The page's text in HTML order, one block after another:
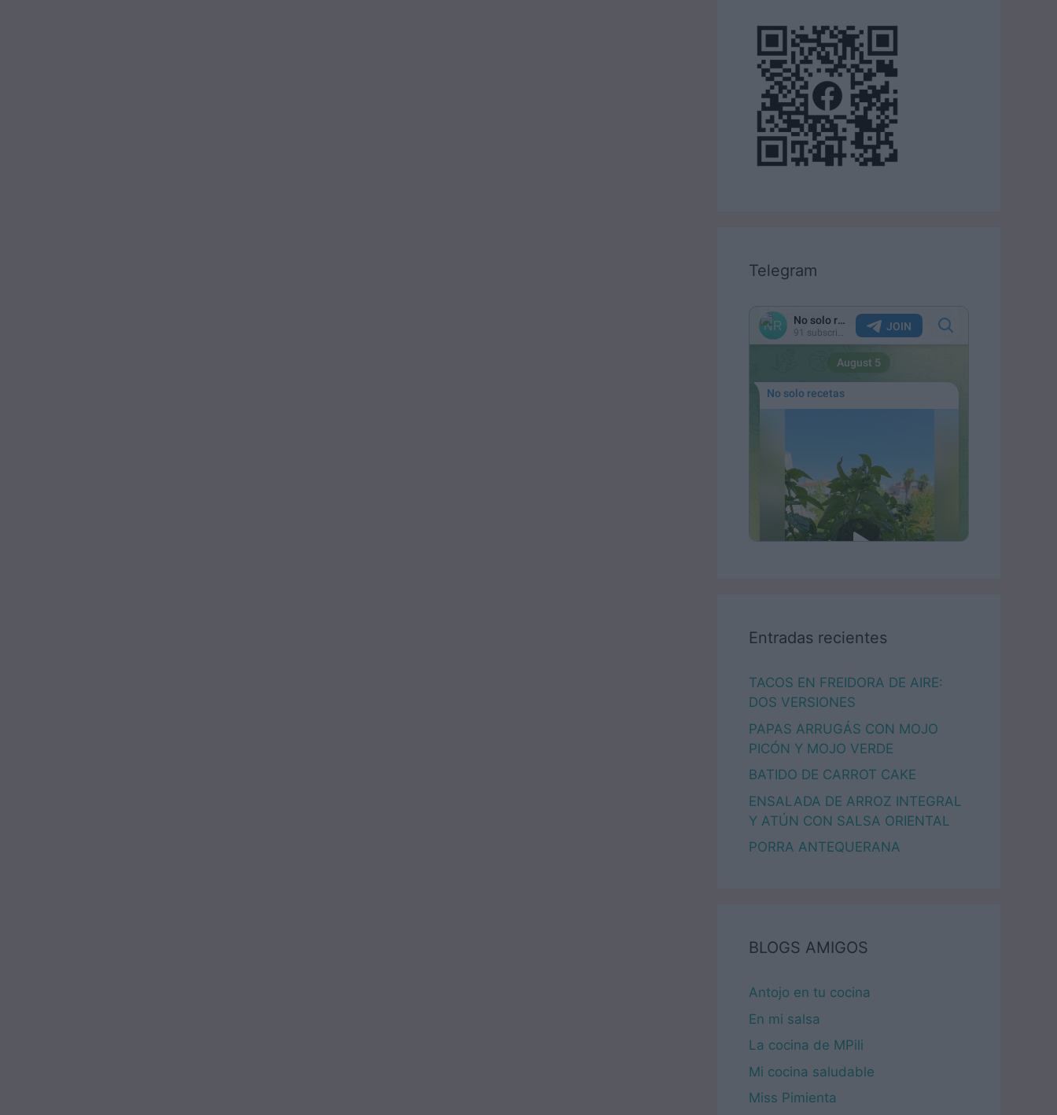
Telegram
Entradas recientes
TACOS EN FREIDORA DE AIRE:
DOS VERSIONES
PAPAS ARRUGÁS CON MOJO
PICÓN Y MOJO VERDE
BATIDO DE CARROT CAKE
ENSALADA DE ARROZ INTEGRAL
Y ATÚN CON SALSA ORIENTAL
PORRA ANTEQUERANA
BLOGS AMIGOS
Antojo en tu cocina
En mi salsa
La cocina de MPili
Mi cocina saludable
Miss Pimienta